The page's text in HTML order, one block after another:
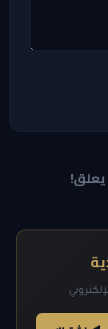
يعلق!